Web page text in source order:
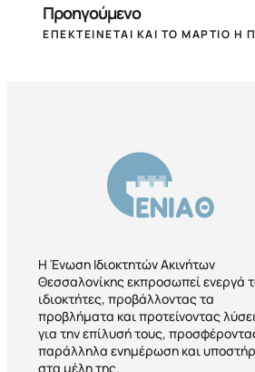
Προηγούμενο
Η Ένωση Ιδιοκτητών Ακινήτων
Θεσσαλονίκης εκπροσωπεί ενεργά
ιδιοκτήτες, προβάλλοντας τα
προβλήματα και προτείνοντας
για την επίλυσή τους,
παράλληλα ενημέρωση και
στα μέλη της.